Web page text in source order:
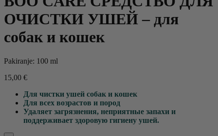
ОЧИСТКИ УШЕЙ – для
собак и кошек
Pakiranje: 100 ml
15,00 €
Для чистки ушей собак и кошек
Для всех возрастов и пород
Удаляет загрязнения, неприятные запахи и
поддерживает здоровую гигиену ушей.